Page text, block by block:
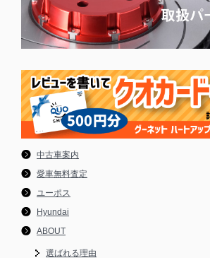
中古車案内
愛車無料査定
ユーポス
Hyundai
ABOUT
選ばれる理由